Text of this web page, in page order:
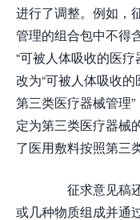
进行了调整。例如，
管理的组合包中不得
“可被人体吸收的医
改为“可被人体吸收的
第三类医疗器械管理
定为第三类医疗器械
了医用敷料按照第三
征求意见稿还
或几种物质组成并通